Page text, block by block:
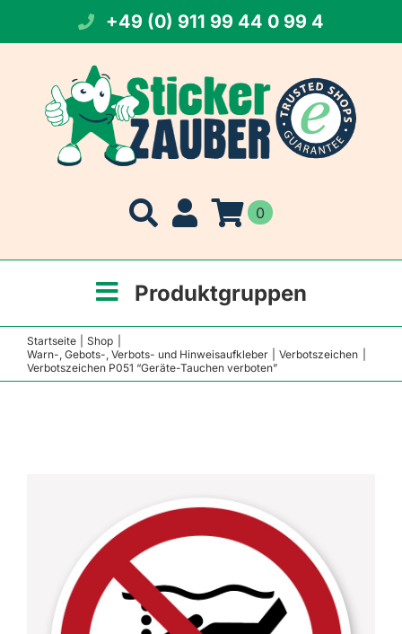
springen
+49 (0) 911 99 44 0 99 4
0
Produktgruppen
Startseite
Shop
Warn-, Gebots-, Verbots- und Hinweisaufkleber
Verbotszeichen
Verbotszeichen P051 “Geräte-Tauchen verboten”